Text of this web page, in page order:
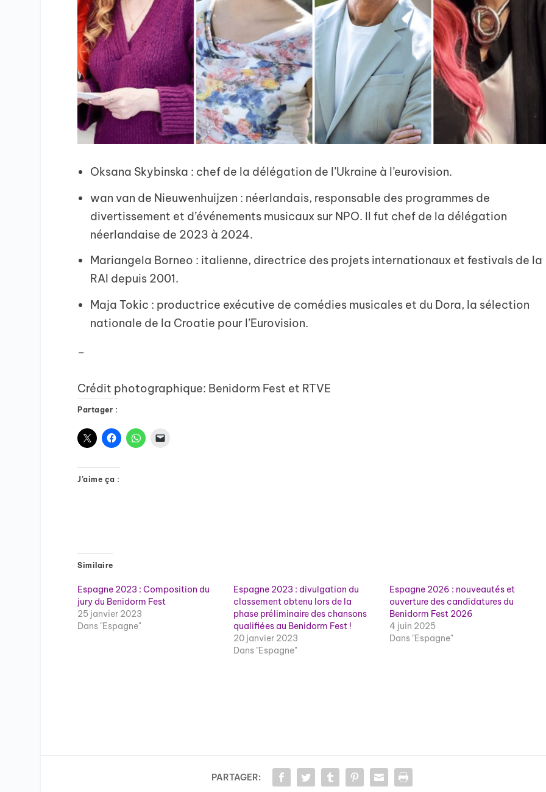
Oksana Skybinska : chef de la délégation de l’Ukraine à l’eurovision.
wan van de Nieuwenhuijzen : néerlandais, responsable des programmes de
divertissement et d’événements musicaux sur NPO. Il fut chef de la délégation
néerlandaise de 2023 à 2024.
Mariangela Borneo : italienne, directrice des projets internationaux et festivals de la
RAI depuis 2001.
Maja Tokic : productrice exécutive de comédies musicales et du Dora, la sélection
nationale de la Croatie pour l’Eurovision.
–
Crédit photographique: Benidorm Fest et RTVE
Partager :
J’aime ça :
Similaire
Espagne 2023 : Composition du
jury du Benidorm Fest
25 janvier 2023
Dans "Espagne"
Espagne 2023 : divulgation du
classement obtenu lors de la
phase préliminaire des chansons
qualifiées au Benidorm Fest !
20 janvier 2023
Dans "Espagne"
Espagne 2026 : nouveautés et
ouverture des candidatures du
Benidorm Fest 2026
4 juin 2025
Dans "Espagne"
PARTAGER: